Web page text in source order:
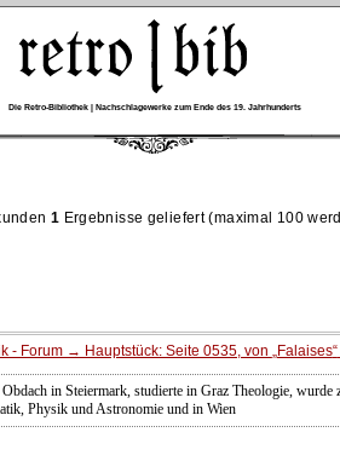
Die Retro-Bibliothek | Nachschlagewerke zum Ende des 19. Jahrhunderts
1 Ergebnisse geliefert (maximal 100
- Forum → Hauptstück: Seite 0535, von Falaises
in Steiermark, studierte in Graz Theologie, wurde
Physik und Astronomie und in Wien